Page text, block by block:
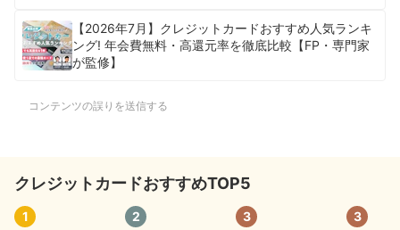
【2026年7月】クレジットカードおすすめ人気ランキ
ング! 年会費無料・高還元率を徹底比較【FP・専門家
が監修】
コンテンツの誤りを送信する
クレジットカードおすすめTOP5
1 2 3 3